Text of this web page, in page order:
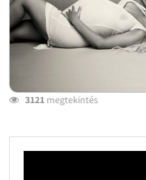
3121megtekintés